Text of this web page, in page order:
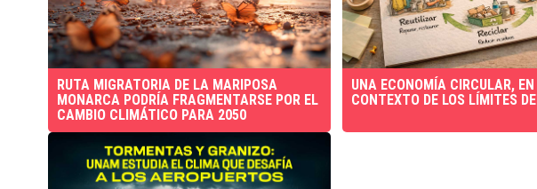
RUTA MIGRATORIA DE LA MARIPOSA
MONARCA PODRÍA FRAGMENTARSE POR EL
CAMBIO CLIMÁTICO PARA 2050
UNA ECONOMÍA CIRCULAR,
CONTEXTO DE LOS LÍMITES